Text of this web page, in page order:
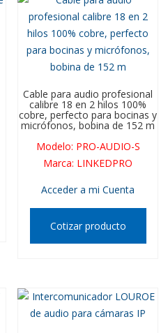
Cable para audio profesional
calibre 18 en 2 hilos 100%
cobre, perfecto para bocinas y
micrófonos, bobina de 152 m
Modelo: PRO-AUDIO-S
Marca: LINKEDPRO
Acceder a mi Cuenta
Cotizar producto